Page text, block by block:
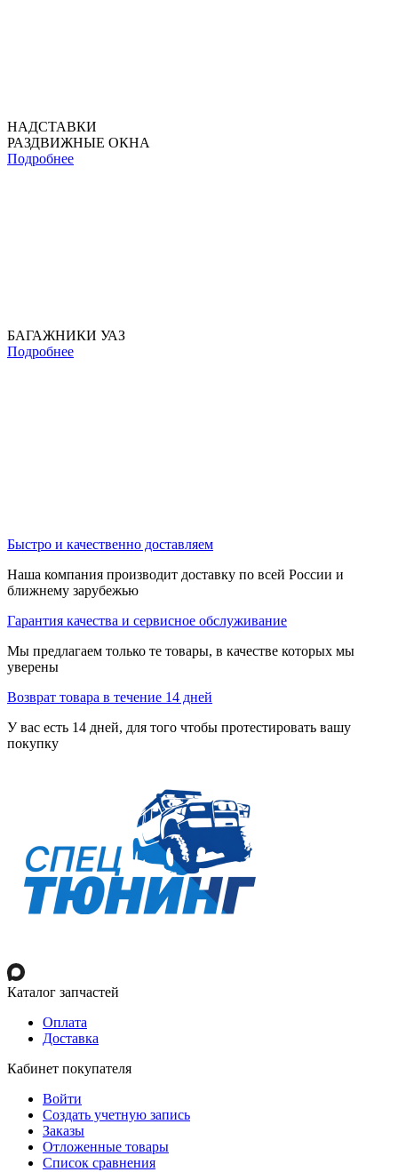
НАДСТАВКИ
РАЗДВИЖНЫЕ ОКНА
Подробнее
БАГАЖНИКИ УАЗ
Подробнее
Быстро и качественно доставляем
Наша компания производит доставку по всей России и
ближнему зарубежью
Гарантия качества и сервисное обслуживание
Мы предлагаем только те товары, в качестве которых мы
уверены
Возврат товара в течение 14 дней
У вас есть 14 дней, для того чтобы протестировать вашу
покупку
Каталог запчастей
Оплата
Доставка
Кабинет покупателя
Войти
Создать учетную запись
Заказы
Отложенные товары
Список сравнения